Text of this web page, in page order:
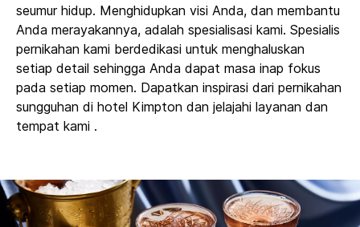
seumur hidup. Menghidupkan visi Anda, dan membantu
Anda merayakannya, adalah spesialisasi kami. Spesialis
pernikahan kami berdedikasi untuk menghaluskan
setiap detail sehingga Anda dapat masa inap fokus
pada setiap momen. Dapatkan inspirasi dari pernikahan
sungguhan di hotel Kimpton dan jelajahi layanan dan
tempat kami .